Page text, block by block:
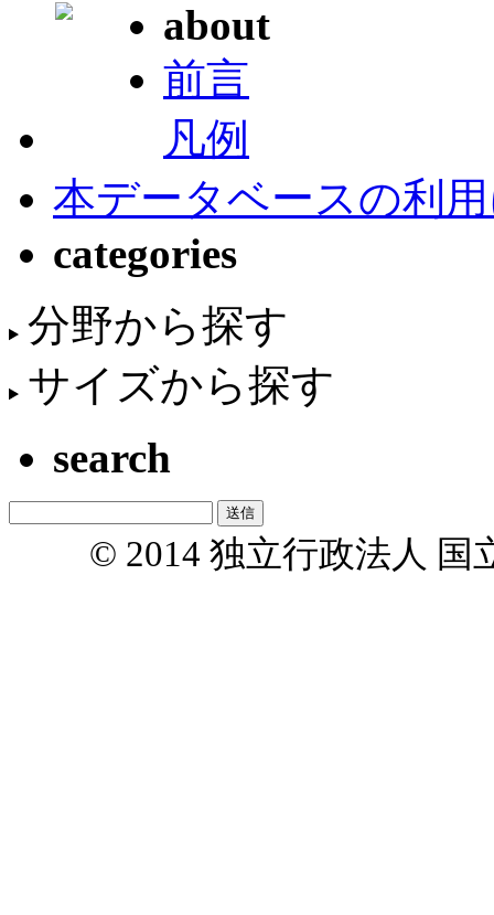
about
前言
凡例
本データベースの利
categories
分野から探す
サイズから探す
search
© 2014 独立行政法人 国